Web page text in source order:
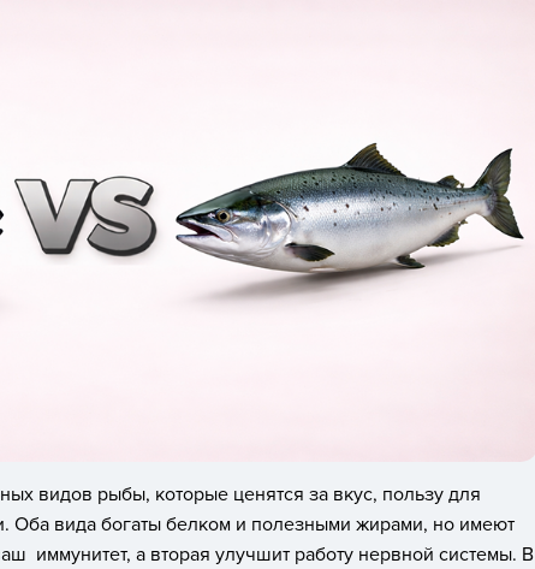
видов рыбы, которые ценятся за вкус, пользу для
Оба вида богаты белком и полезными жирами, но имеют
иммунитет, а вторая улучшит работу нервной системы. В